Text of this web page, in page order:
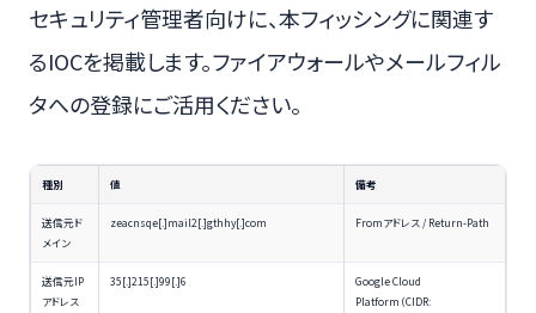
セキュリティ管理者向けに、本フィッシングに関連す
るIOCを掲載します。ファイアウォールやメールフィル
タへの登録にご活用ください。
種別 値 備考
送信元ド
メイン
zeacnsqe[.]mail2[.]gthhy[.]com Fromアドレス / Return-Path
送信元IP
アドレス
35[.]215[.]99[.]6
Google Cloud
Platform（CIDR: